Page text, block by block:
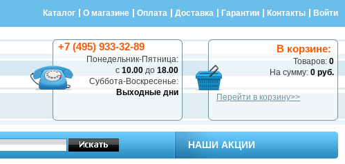
Каталог О магазине Оплата Доставка Гарантии Контакты Войти
В корзине:
Товаров: 0
На сумму: 0 руб.
Перейти в корзину>>
+7 (495) 933-32-89
Понедельник-Пятница:
с 10.00 до 18.00
Суббота-Воскресенье:
Выходные дни
НАШИ АКЦИИ